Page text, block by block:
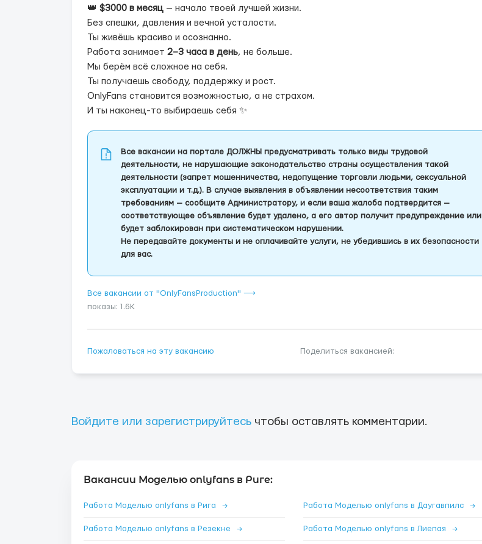
👑 $3000 в месяц — начало твоей лучшей жизни.
Без спешки, давления и вечной усталости.
Ты живёшь красиво и осознанно.
Работа занимает 2–3 часа в день, не больше.
Мы берём всё сложное на себя.
Ты получаешь свободу, поддержку и рост.
OnlyFans становится возможностью, а не страхом.
И ты наконец-то выбираешь себя ✨
Все вакансии на портале ДОЛЖНЫ предусматривать только виды трудовой
деятельности, не нарушающие законодательство страны осуществления такой
деятельности (запрет мошенничества, недопущение торговли людьми, сексуальной
эксплуатации и т.д.). В случае выявления в объявлении несоответствия таким
требованиям — сообщите Администратору, и если ваша жалоба подтвердится —
соответствующее объявление будет удалено, а его автор получит предупреждение или
будет заблокирован при систематическом нарушении.
Не передавайте документы и не оплачивайте услуги, не убедившись в их безопасности
для вас.
Все вакансии от "OnlyFansProduction" ⟶
показы: 1.6K
Пожаловаться на эту вакансию Поделиться вакансией:
Войдите или зарегистрируйтесь чтобы оставлять комментарии.
Вакансии Моделью onlyfans в Риге:
Работа Моделью onlyfans в Рига → Работа Моделью onlyfans в Даугавпилс →
Работа Моделью onlyfans в Резекне → Работа Моделью onlyfans в Лиепая →